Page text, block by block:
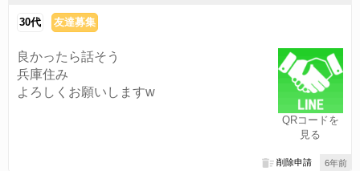
30代 友達募集
QRコードを
見る
良かったら話そう
兵庫住み
よろしくお願いしますw
6年前
削除申請